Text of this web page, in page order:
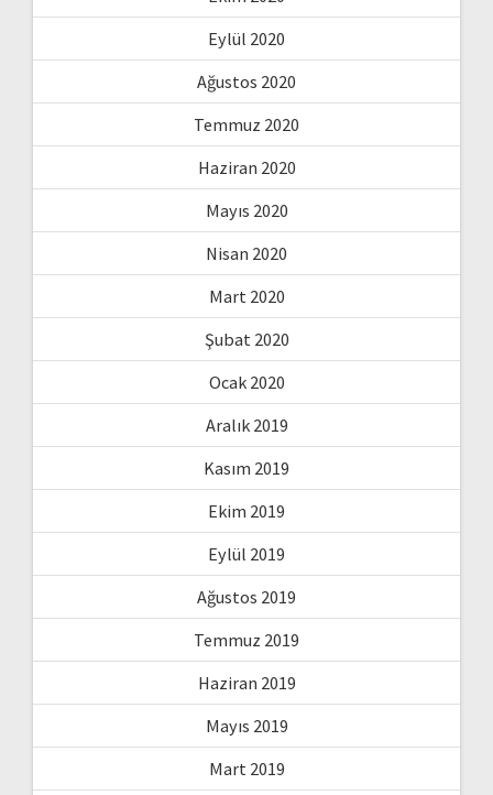
Eylül 2020
Ağustos 2020
Temmuz 2020
Haziran 2020
Mayıs 2020
Nisan 2020
Mart 2020
Şubat 2020
Ocak 2020
Aralık 2019
Kasım 2019
Ekim 2019
Eylül 2019
Ağustos 2019
Temmuz 2019
Haziran 2019
Mayıs 2019
Mart 2019